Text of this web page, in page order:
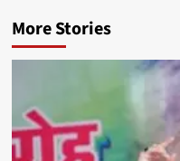
More Stories